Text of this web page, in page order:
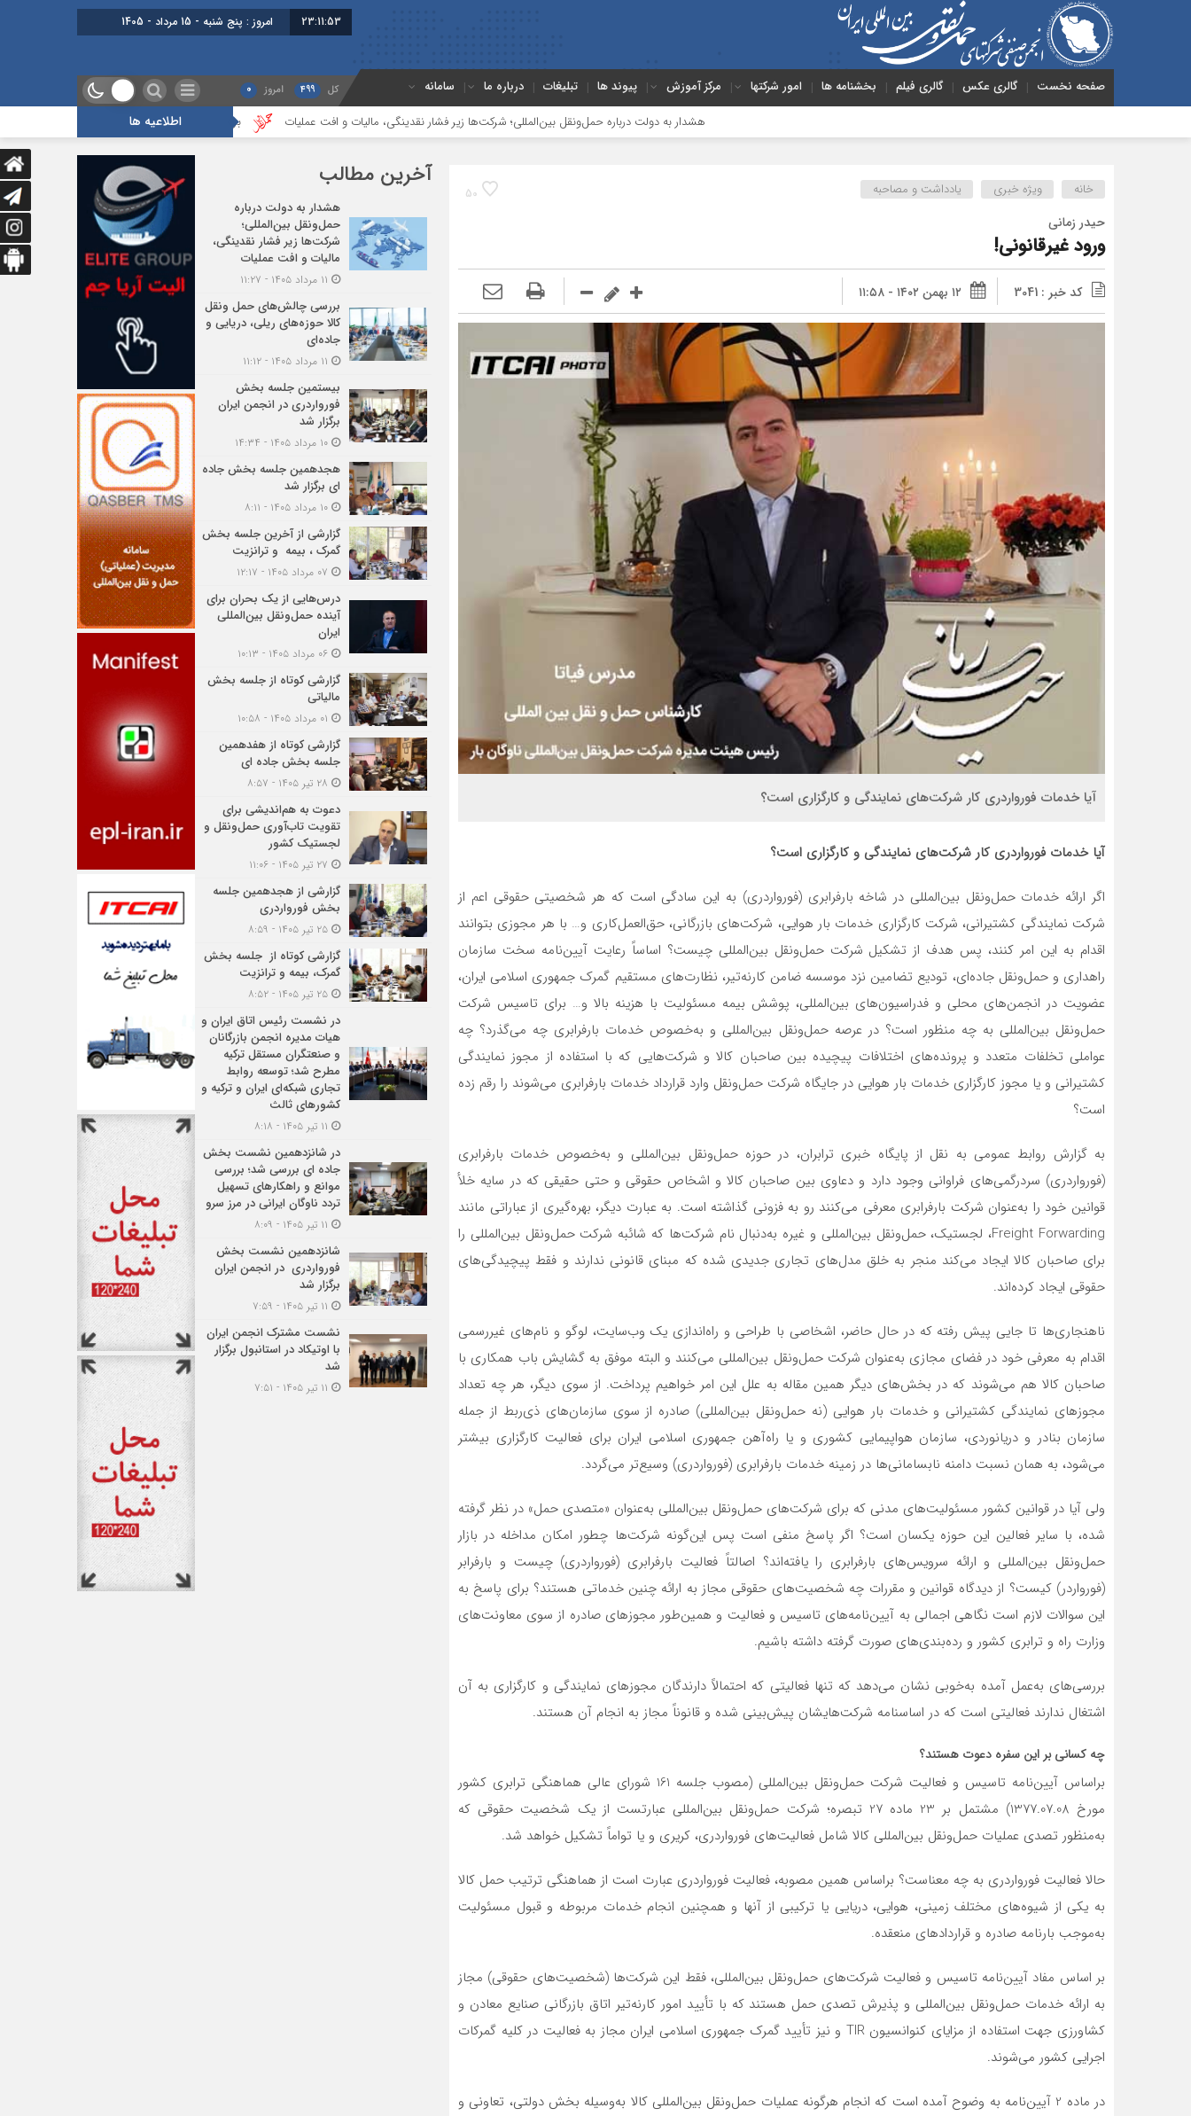
23:11:54 برابر با : Thursday - 6 August - 2026
صفحه نخست گالری عکس گالری فیلم بخشنامه ها امور شرکتها مرکز آموزش پیوند ها تبلیغات درباره ما سامانه کل 499 امروز 0
اطلاعیه ها هشدار به دولت درباره حمل‌ونقل بین‌المللی؛ شرکت‌ها زیر فشار نقدینگی، مالیات و افت عملیات بررسی چالش‌های حمل ونقل کالا حوزه‌های ریلی، دریایی و جاده‌ای
50 خانه ویژه خبری یادداشت و مصاحبه
حیدر زمانی
ورود غیرقانونی!
کد خبر : 3041 ۱۲ بهمن ۱۴۰۲ - ۱۱:۵۸
آیا خدمات فورواردری کار شرکت‌های نمایندگی و کارگزاری است؟
آیا خدمات فورواردری کار شرکت‌های نمایندگی و کارگزاری است؟
اگر ارائه خدمات حمل‌ونقل بین‌المللی در شاخه بارفرابری (فورواردری) به این سادگی است که هر شخصیتی حقوقی اعم از
شرکت نمایندگی کشتیرانی، شرکت کارگزاری خدمات بار هوایی، شرکت‌های بازرگانی، حق‌العمل‌کاری و… با هر مجوزی بتوانند
اقدام به این امر کنند، پس هدف از تشکیل شرکت حمل‌ونقل بین‌المللی چیست؟ اساساً رعایت آیین‌نامه سخت سازمان
راهداری و حمل‌ونقل جاده‌ای، تودیع تضامین نزد موسسه ضامن کارنه‌تیر، نظارت‌های مستقیم گمرک جمهوری اسلامی ایران،
عضویت در انجمن‌های محلی و فدراسیون‌های بین‌المللی، پوشش بیمه مسئولیت با هزینه بالا و… برای تاسیس شرکت
حمل‌ونقل بین‌المللی به چه منظور است؟ در عرصه حمل‌ونقل بین‌المللی و به‌خصوص خدمات بارفرابری چه می‌گذرد؟ چه
عواملی تخلفات متعدد و پرونده‌های اختلافات پیچیده بین صاحبان کالا و شرکت‌هایی که با استفاده از مجوز نمایندگی
کشتیرانی و یا مجوز کارگزاری خدمات بار هوایی در جایگاه شرکت حمل‌ونقل وارد قرارداد خدمات بارفرابری می‌شوند را رقم زده
است؟
به گزارش روابط عمومی به نقل از پایگاه خبری ترابران، در حوزه حمل‌ونقل بین‌المللی و به‌خصوص خدمات بارفرابری
(فورواردری) سردرگمی‌های فراوانی وجود دارد و دعاوی بین صاحبان کالا و اشخاص حقوقی و حتی حقیقی که در سایه خلأ
قوانین خود را به‌عنوان شرکت بارفرابری معرفی می‌کنند رو به فزونی گذاشته است. به عبارت دیگر، بهره‌گیری از عباراتی مانند
Freight Forwarding، لجستیک، حمل‌ونقل بین‌المللی و غیره به‌دنبال نام شرکت‌ها که شائبه شرکت حمل‌ونقل بین‌المللی را
برای صاحبان کالا ایجاد می‌کند منجر به خلق مدل‌های تجاری جدیدی شده که مبنای قانونی ندارند و فقط پیچیدگی‌های
حقوقی ایجاد کرده‌اند.
ناهنجاری‌ها تا جایی پیش رفته که در حال حاضر، اشخاصی با طراحی و راه‌اندازی یک وب‌سایت، لوگو و نام‌های غیررسمی
اقدام به معرفی خود در فضای مجازی به‌عنوان شرکت حمل‌ونقل بین‌المللی می‌کنند و البته موفق به گشایش باب همکاری با
صاحبان کالا هم می‌شوند که در بخش‌های دیگر همین مقاله به علل این امر خواهیم پرداخت. از سوی دیگر، هر چه تعداد
مجوزهای نمایندگی کشتیرانی و خدمات بار هوایی (نه حمل‌ونقل بین‌المللی) صادره از سوی سازمان‌های ذی‌ربط از جمله
سازمان بنادر و دریانوردی، سازمان هواپیمایی کشوری و یا راه‌آهن جمهوری اسلامی ایران برای فعالیت کارگزاری بیشتر
می‌شود، به همان نسبت دامنه نابسامانی‌ها در زمینه خدمات بارفرابری (فورواردری) وسیع‌تر می‌گردد.
ولی آیا در قوانین کشور مسئولیت‌های مدنی که برای شرکت‌های حمل‌ونقل بین‌المللی به‌عنوان «متصدی حمل» در نظر گرفته
شده، با سایر فعالین این حوزه یکسان است؟ اگر پاسخ منفی است پس این‌گونه شرکت‌ها چطور امکان مداخله در بازار
حمل‌ونقل بین‌المللی و ارائه سرویس‌های بارفرابری را یافته‌اند؟ اصالتاً فعالیت بارفرابری (فورواردری) چیست و بارفرابر
(فورواردر) کیست؟ از دیدگاه قوانین و مقررات چه شخصیت‌های حقوقی مجاز به ارائه چنین خدماتی هستند؟ برای پاسخ به
این سوالات لازم است نگاهی اجمالی به آیین‌نامه‌های تاسیس و فعالیت و همین‌طور مجوزهای صادره از سوی معاونت‌های
وزارت راه و ترابری کشور و رده‌بندی‌های صورت گرفته داشته باشیم.
بررسی‌های به‌عمل آمده به‌خوبی نشان می‌دهد که تنها فعالیتی که احتمالاً دارندگان مجوزهای نمایندگی و کارگزاری به آن
اشتغال ندارند فعالیتی است که در اساسنامه شرکت‌هایشان پیش‌بینی شده و قانوناً مجاز به انجام آن هستند.
چه کسانی بر این سفره دعوت هستند؟
براساس آیین‌نامه تاسیس و فعالیت شرکت حمل‌ونقل بین‌المللی (مصوب جلسه 161 شورای عالی هماهنگی ترابری کشور
مورخ 1377.07.08) مشتمل بر 23 ماده 27 تبصره؛ شرکت حمل‌ونقل بین‌المللی عبارتست از یک شخصیت حقوقی که
به‌منظور تصدی عملیات حمل‌ونقل بین‌المللی کالا شامل فعالیت‌های فورواردری، کریری و یا تواماً تشکیل خواهد شد.
حالا فعالیت فورواردری به چه معناست؟ براساس همین مصوبه، فعالیت فورواردری عبارت است از هماهنگی ترتیب حمل کالا
به یکی از شیوه‌های مختلف زمینی، هوایی، دریایی یا ترکیبی از آنها و همچنین انجام خدمات مربوطه و قبول مسئولیت
به‌موجب بارنامه صادره و قراردادهای منعقده.
بر اساس مفاد آیین‌نامه تاسیس و فعالیت شرکت‌های حمل‌ونقل بین‌المللی، فقط این شرکت‌ها (شخصیت‌های حقوقی) مجاز
به ارائه خدمات حمل‌ونقل بین‌المللی و پذیرش تصدی حمل هستند که با تأیید امور کارنه‌تیر اتاق بازرگانی صنایع معادن و
کشاورزی جهت استفاده از مزایای کنوانسیون TIR و نیز تأیید گمرک جمهوری اسلامی ایران مجاز به فعالیت در کلیه گمرکات
اجرایی کشور می‌شوند.
در ماده 2 آیین‌نامه به وضوح آمده است که انجام هرگونه عملیات حمل‌ونقل بین‌المللی کالا به‌وسیله بخش دولتی، تعاونی و
آخرین مطالب
هشدار به دولت درباره
حمل‌ونقل بین‌المللی؛
شرکت‌ها زیر فشار نقدینگی،
مالیات و افت عملیات
بررسی چالش‌های حمل ونقل
کالا حوزه‌های ریلی، دریایی و
جاده‌ای
بیستمین جلسه بخش
فورواردری در انجمن ایران
برگزار شد
۱۰ مرداد ۱۴۰۵ - ۱۴:۳۴
هجدهمین جلسه بخش جاده
ای برگزار شد
۱۰ مرداد ۱۴۰۵ - ۸:۱۱
گزارشی از آخرین جلسه بخش
گمرک ، بیمه و ترانزیت
درس‌هایی از یک بحران برای
آینده حمل‌ونقل بین‌المللی
ایران
گزارشی کوتاه از جلسه بخش
مالیاتی
گزارشی کوتاه از هفدهمین
جلسه بخش جاده ای
دعوت به هم‌اندیشی برای
تقویت تاب‌آوری حمل‌ونقل و
لجستیک کشور
گزارشی از هجدهمین جلسه
بخش فورواردری
۲۵ تیر ۱۴۰۵ - ۸:۵۹
گزارشی کوتاه از جلسه بخش
گمرک، بیمه و ترانزیت
۲۵ تیر ۱۴۰۵ - ۸:۵۲
در نشست رئیس اتاق ایران و
هیات مدیره انجمن بازرگانان
و صنعتگران مستقل ترکیه
مطرح شد؛ توسعه روابط
تجاری شبکه‌ای ایران و ترکیه و
کشورهای ثالث
در شانزدهمین نشست بخش
جاده ای بررسی شد؛ بررسی
موانع و راهکارهای تسهیل
تردد ناوگان ایرانی در مرز سرو
شانزدهمین نشست بخش
فورواردری در انجمن ایران
برگزار شد
نشست مشترک انجمن ایران
با اوتیکاد در استانبول برگزار
شد